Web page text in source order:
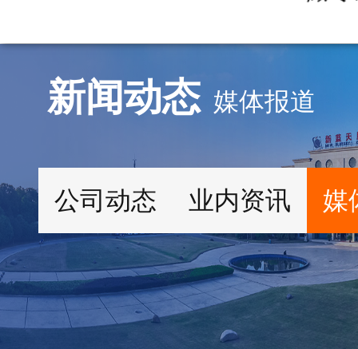
新闻动态 媒体报道
公司动态 业内资讯 媒